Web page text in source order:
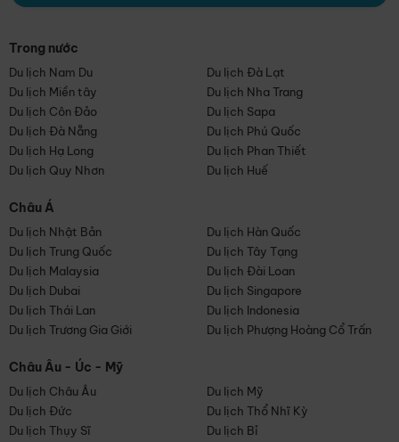
Trong nước
Du lịch Nam Du
Du lịch Đà Lạt
Du lịch Miền tây
Du lịch Nha Trang
Du lịch Côn Đảo
Du lịch Sapa
Du lịch Đà Nẵng
Du lịch Phú Quốc
Du lịch Hạ Long
Du lịch Phan Thiết
Du lịch Quy Nhơn
Du lịch Huế
Châu Á
Du lịch Nhật Bản
Du lịch Hàn Quốc
Du lịch Trung Quốc
Du lịch Tây Tạng
Du lịch Malaysia
Du lịch Đài Loan
Du lịch Dubai
Du lịch Singapore
Du lịch Thái Lan
Du lịch Indonesia
Du lịch Trương Gia Giới
Du lịch Phượng Hoàng Cổ Trấn
Châu Âu - Úc - Mỹ
Du lịch Châu Âu
Du lịch Mỹ
Du lịch Đức
Du lịch Thổ Nhĩ Kỳ
Du lịch Thụy Sĩ
Du lịch Bỉ